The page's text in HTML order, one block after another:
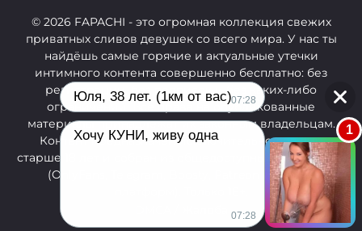
© 2026 FAPACHI - это огромная коллекция свежих
приватных сливов девушек со всего мира. У нас ты
найдёшь самые горячие и актуальные утечки
интимного контента совершенно бесплатно: без
регистрации, без подписок и без каких-либо
ограничений.
Все права на опубликованные
материалы принадлежат их законным владельцам.
Контент предназначен исключительно для лиц
старше 18 лет и собран из общедоступных источников
(OnlyFans, Telegram, Boosty, Patreon и других
Юля, 38 лет. (1км от вас)07:28
Хочу КУНИ, живу одна
07:28
1